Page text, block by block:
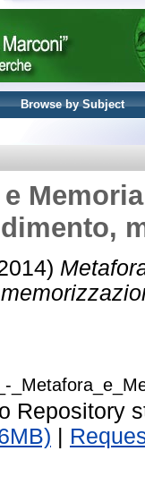
Browse by Subject
e
Repository
|